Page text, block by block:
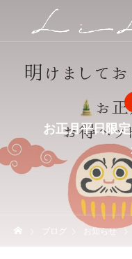
お正月平日限
ブログ お知らせ